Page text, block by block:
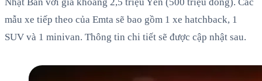
mẫu xe tiếp theo của Emta sẽ bao gồm 1 xe hatchback, 1
SUV và 1 minivan. Thông tin chi tiết sẽ được cập nhật sau.